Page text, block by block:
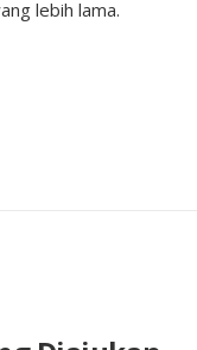
lebih lama.